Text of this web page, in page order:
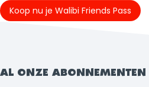
Koop nu je Walibi Friends Pass
AL ONZE ABONNEMENTEN